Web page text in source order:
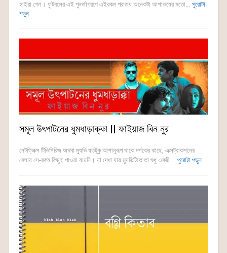
হাইরা গেল। ফুটবলের এই পুনর্জাগরণে এইরকম পরাজয় অনেকটা আশাভঙ্গের মতো... পুরোটা
পড়ুন
সমূল উৎপাটনের ধুমধাড়াক্কা || ফাইয়াজ বিন নুর
নেটফ্লিক্স টিভিসিরিজ অথবা ম্যুভি যতটুকু আশানুরূপ থাকে দর্শকের কাছে, এক্সট্রাকশনের
বেলায় সে-রকম কিছুই পাওয়া যায়নি। যা দেখা যায় ম্যুভিটিতে তা শুধু একটি ... পুরোটা পড়ুন